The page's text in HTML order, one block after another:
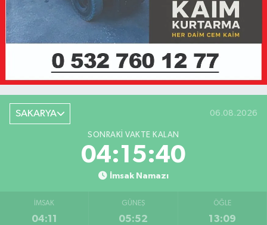
SAKARYA 06.08.2026
SONRAKI VAKTE KALAN
04:15:40
İmsak Namazı
İMSAK
04:11
GÜNEŞ
05:52
ÖĞLE
13:09